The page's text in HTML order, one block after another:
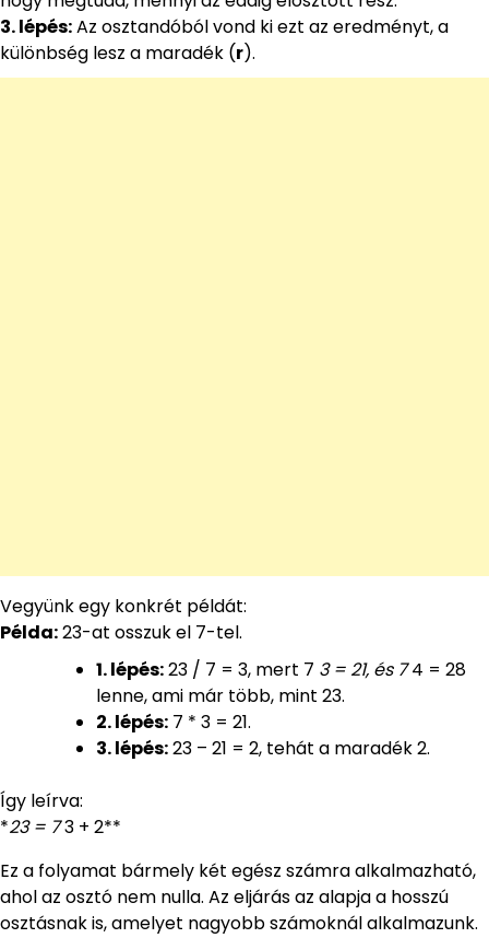
3. lépés:Az osztandóból vond ki ezt az eredményt, a
különbség lesz a maradék (r).
Vegyünk egy konkrét példát:
Példa:23-at osszuk el 7-tel.
1. lépés:23 / 7 = 3, mert 7 3 = 21, és 74 = 28
lenne, ami már több, mint 23.
2. lépés: 7 * 3 = 21.
3. lépés:23 – 21 = 2, tehát a maradék 2.
Így leírva:
*23 = 73 + 2**
Ez a folyamat bármely két egész számra alkalmazható,
ahol az osztó nem nulla. Az eljárás az alapja a hosszú
osztásnak is, amelyet nagyobb számoknál alkalmazunk.